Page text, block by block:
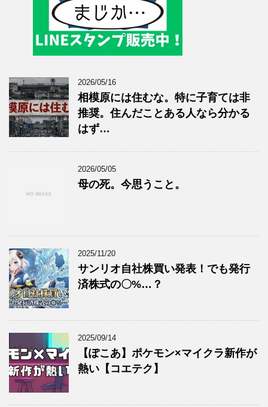
2026/05/16
相模原には住むな。特に子育ては非
推奨。住んだことある人なら分かる
はず…
2026/05/05
母の死。今思うこと。
2025/11/20
サンリオ自社株買い発表！でも発行
済株式の〇%…？
2025/09/14
【ぽこあ】ポケモン×マイクラ新作が
熱い【コエテク】